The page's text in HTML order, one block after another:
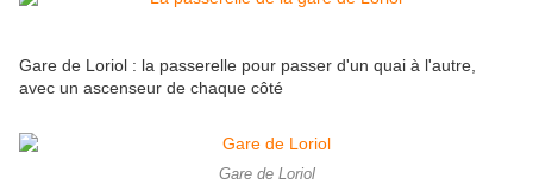
Gare de Loriol : la passerelle pour passer d'un quai à l'autre,
avec un ascenseur de chaque côté
Gare de Loriol